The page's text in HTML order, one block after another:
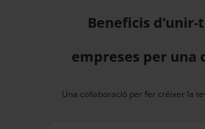
Beneficis d’unir-
empreses per una
Una col·laboració per fer créixer la